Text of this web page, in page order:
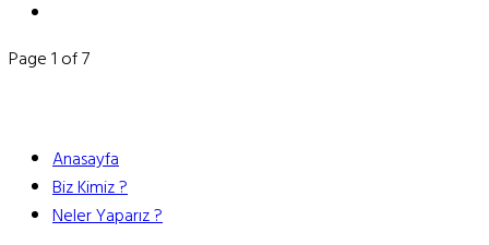
Page 1 of 7
Anasayfa
Biz Kimiz ?
Neler Yaparız ?